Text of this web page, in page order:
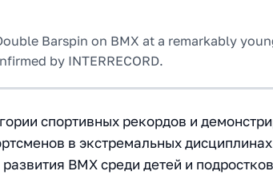
Barspin on BMX at a remarkably
by INTERRECORD.
спортивных рекордов и
в экстремальных
BMX среди детей и